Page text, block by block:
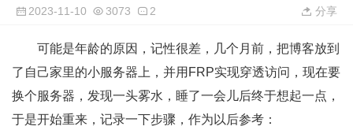
2023-11-10 3073 2 分享
可能是年龄的原因，记性很差，几个月前，把博客放到
了自己家里的小服务器上，并用FRP实现穿透访问，现在要
换个服务器，发现一头雾水，睡了一会儿后终于想起一点，
于是开始重来，记录一下步骤，作为以后参考：